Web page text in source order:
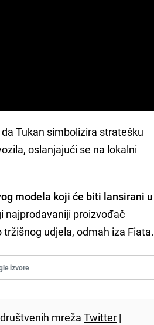
Tukan simbolizira stratešku
oslanjajući se na lokalni
modela koji će biti lansirani u
najprodavaniji proizvođač
udjela, odmah iza Fiata.
izvore
mrežaTwitter |